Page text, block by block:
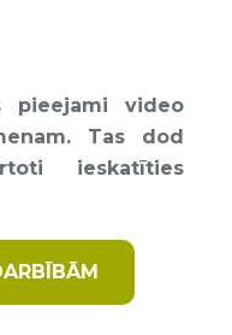
pieejami video
Tas dod
ieskatīties